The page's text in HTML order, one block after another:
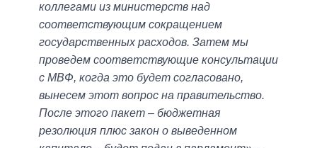
коллегами из министерств над
соответствующим сокращением
государственных расходов. Затем мы
проведем соответствующие консультации
с МВФ, когда это будет согласовано,
вынесем этот вопрос на правительство.
После этого пакет – бюджетная
резолюция плюс закон о выведенном